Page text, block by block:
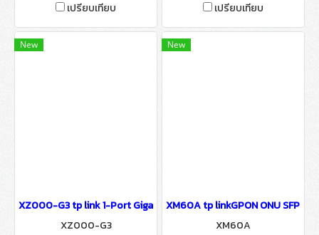
เปรียบเทียบ
เปรียบเทียบ
New
XZ000-G3 tp link 1-Port Gigabit GPON Terminal FTTx Solutions
XZ000-G3
New
XM60A tp linkGPON ONU SFP
XM60A